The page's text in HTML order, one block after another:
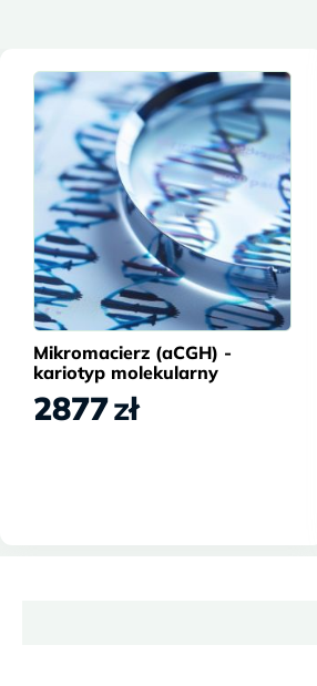
Mikromacierz (aCGH) -
kariotyp molekularny
2877zł